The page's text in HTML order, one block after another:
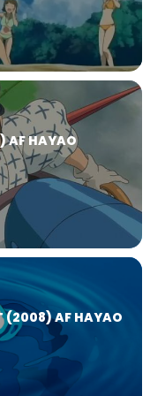
AF HAYAO
(2008) AF HAYAO